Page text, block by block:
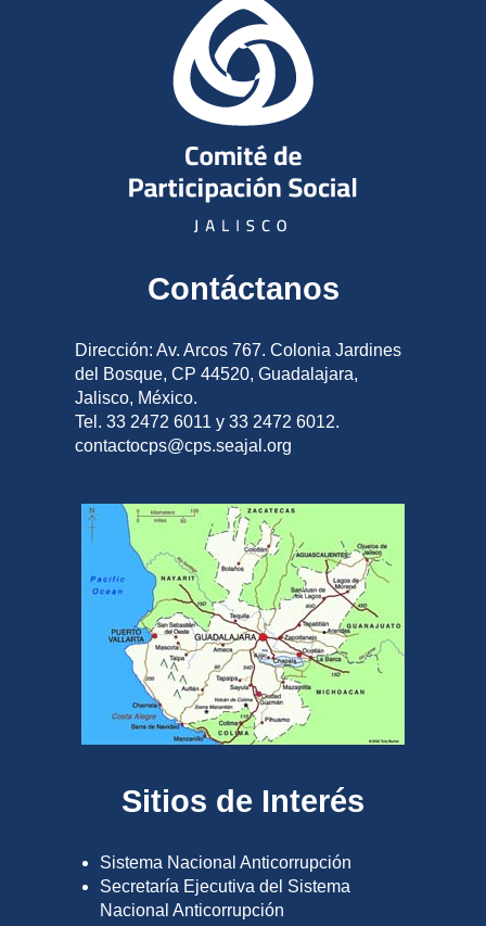
Contáctanos
Dirección: Av. Arcos 767. Colonia Jardines
del Bosque, CP 44520, Guadalajara,
Jalisco, México.
Tel. 33 2472 6011 y 33 2472 6012.
contactocps@cps.seajal.org
Sitios de Interés
Sistema Nacional Anticorrupción
Secretaría Ejecutiva del Sistema
Nacional Anticorrupción